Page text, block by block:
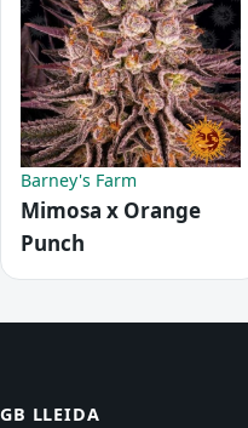
Barney's Farm
Mimosa x Orange
Punch
GB LLEIDA